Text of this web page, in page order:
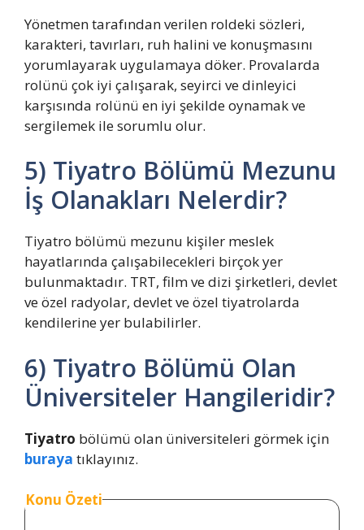
Yönetmen tarafından verilen roldeki sözleri,
karakteri, tavırları, ruh halini ve konuşmasını
yorumlayarak uygulamaya döker. Provalarda
rolünü çok iyi çalışarak, seyirci ve dinleyici
karşısında rolünü en iyi şekilde oynamak ve
sergilemek ile sorumlu olur.
5) Tiyatro Bölümü Mezunu
İş Olanakları Nelerdir?
Tiyatro bölümü mezunu kişiler meslek
hayatlarında çalışabilecekleri birçok yer
bulunmaktadır. TRT, film ve dizi şirketleri, devlet
ve özel radyolar, devlet ve özel tiyatrolarda
kendilerine yer bulabilirler.
6) Tiyatro Bölümü Olan
Üniversiteler Hangileridir?
Tiyatro bölümü olan üniversiteleri görmek için
buraya tıklayınız.
Konu Özeti